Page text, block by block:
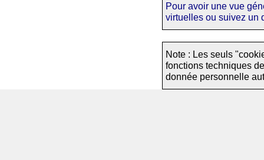
Pour avoir une vue
virtuelles ou suivez un
Note : Les seuls
fonctions techniques
donnée personnelle